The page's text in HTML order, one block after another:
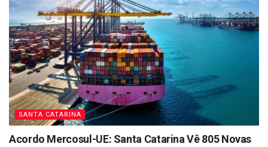
SANTA CATARINA
Acordo Mercosul-UE: Santa Catarina Vê 805 Novas